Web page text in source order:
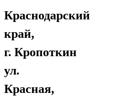
Краснодарский
край,
г. Кропоткин
ул.
Красная,